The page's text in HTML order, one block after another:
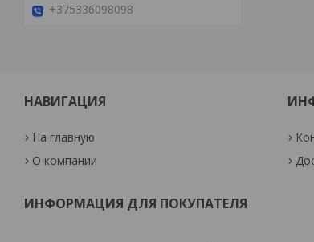
+375336098098
НАВИГАЦИЯ
На главную
О компании
ИНФОРМАЦИЯ ДЛЯ ПОКУПАТЕЛЯ